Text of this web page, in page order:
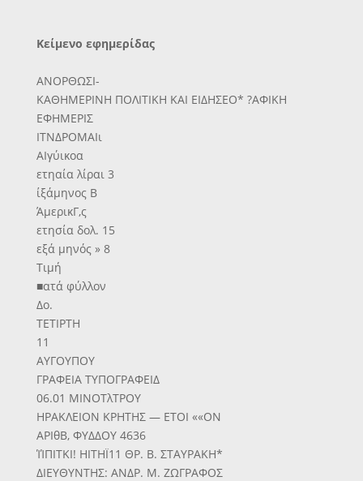
Κείμενο εφημερίδας
ΑΝΟΡΘΩΣΙ-
ΚΑΘΗΜΕΡΙΝΗ ΠΟΛΙΤΙΚΗ ΚΑΙ ΕΙΔΗΣΕΟ* ?ΑΦΙΚΗ
ΕΦΗΜΕΡΙΣ
ΙΤΝΔΡΟΜΑΙι
ΑΙγύικοα
ετηαία λίραι 3
ίξάμηνος Β
ΆμερικΓ,ς
ετησία δολ. 15
εξά μηνός » 8
Τιμή
■ατά φύλλον
Δο.
ΤΕΤΙΡΤΗ
11
ΑΥΓΟΥΠΟΥ
ΓΡΑΦΕΙΑ ΤΥΠΟΓΡΑΦΕΙΔ
06.01 ΜΙΝΟΤλΤΡΟΥ
ΗΡΑΚΛΕΙΟΝ ΚΡΗΤΗΣ — ΕΤΟΙ ««ΟΝ
ΑΡΙθΒ, ΦΥΔΔΟΥ 4636
ΊΊΠΙΤΚΙ! ΗΙΤΗΪ11 ΘΡ. Β. ΣΤΑΥΡΑΚΗ*
ΔΙΕΥΘΥΝΤΗΣ: ΑΝΔΡ. Μ. ΖΩΓΡΑΦΟΣ